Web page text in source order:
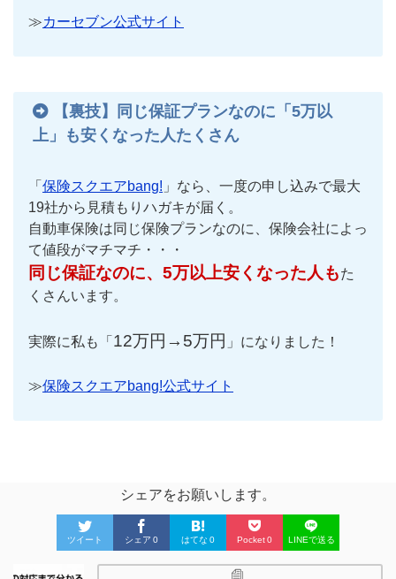
≫カーセブン公式サイト
【裏技】同じ保証プランなのに「5万以
上」も安くなった人たくさん
「 保険スクエアbang! 」なら、一度の申し込みで最大
19社から見積もりハガキが届く。
自動車保険は同じ保険プランなのに、保険会社によっ
て値段がマチマチ・・・
同じ保証なのに、5万以上安くなった人もた
くさんいます。
実際に私も「 12万円→5万円 」になりました！
≫保険スクエアbang!公式サイト
シェアをお願いします。
ツイート シェア 0 はてな 0 Pocket0 LINEで送る